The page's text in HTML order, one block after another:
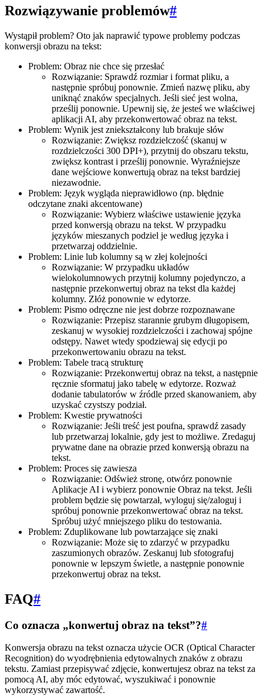
Rozwiązywanie problemów#
Wystąpił problem? Oto jak naprawić typowe problemy podczas
konwersji obrazu na tekst:
Problem: Obraz nie chce się przesłać
Rozwiązanie: Sprawdź rozmiar i format pliku, a
następnie spróbuj ponownie. Zmień nazwę pliku, aby
uniknąć znaków specjalnych. Jeśli sieć jest wolna,
prześlij ponownie. Upewnij się, że jesteś we właściwej
aplikacji AI, aby przekonwertować obraz na tekst.
Problem: Wynik jest zniekształcony lub brakuje słów
Rozwiązanie: Zwiększ rozdzielczość (skanuj w
rozdzielczości 300 DPI+), przytnij do obszaru tekstu,
zwiększ kontrast i prześlij ponownie. Wyraźniejsze
dane wejściowe konwertują obraz na tekst bardziej
niezawodnie.
Problem: Język wygląda nieprawidłowo (np. błędnie
odczytane znaki akcentowane)
Rozwiązanie: Wybierz właściwe ustawienie języka
przed konwersją obrazu na tekst. W przypadku
języków mieszanych podziel je według języka i
przetwarzaj oddzielnie.
Problem: Linie lub kolumny są w złej kolejności
Rozwiązanie: W przypadku układów
wielokolumnowych przytnij kolumny pojedynczo, a
następnie przekonwertuj obraz na tekst dla każdej
kolumny. Złóż ponownie w edytorze.
Problem: Pismo odręczne nie jest dobrze rozpoznawane
Rozwiązanie: Przepisz starannie grubym długopisem,
zeskanuj w wysokiej rozdzielczości i zachowaj spójne
odstępy. Nawet wtedy spodziewaj się edycji po
przekonwertowaniu obrazu na tekst.
Problem: Tabele tracą strukturę
Rozwiązanie: Przekonwertuj obraz na tekst, a następnie
ręcznie sformatuj jako tabelę w edytorze. Rozważ
dodanie tabulatorów w źródle przed skanowaniem, aby
uzyskać czystszy podział.
Problem: Kwestie prywatności
Rozwiązanie: Jeśli treść jest poufna, sprawdź zasady
lub przetwarzaj lokalnie, gdy jest to możliwe. Zredaguj
prywatne dane na obrazie przed konwersją obrazu na
tekst.
Problem: Proces się zawiesza
Rozwiązanie: Odśwież stronę, otwórz ponownie
Aplikacje AI i wybierz ponownie Obraz na tekst. Jeśli
problem będzie się powtarzał, wyloguj się/zaloguj i
spróbuj ponownie przekonwertować obraz na tekst.
Spróbuj użyć mniejszego pliku do testowania.
Problem: Zduplikowane lub powtarzające się znaki
Rozwiązanie: Może się to zdarzyć w przypadku
zaszumionych obrazów. Zeskanuj lub sfotografuj
ponownie w lepszym świetle, a następnie ponownie
przekonwertuj obraz na tekst.
FAQ#
Co oznacza „konwertuj obraz na tekst”?#
Konwersja obrazu na tekst oznacza użycie OCR (Optical Character
Recognition) do wyodrębnienia edytowalnych znaków z obrazu
tekstu. Zamiast przepisywać zdjęcie, konwertujesz obraz na tekst za
pomocą AI, aby móc edytować, wyszukiwać i ponownie
wykorzystywać zawartość.